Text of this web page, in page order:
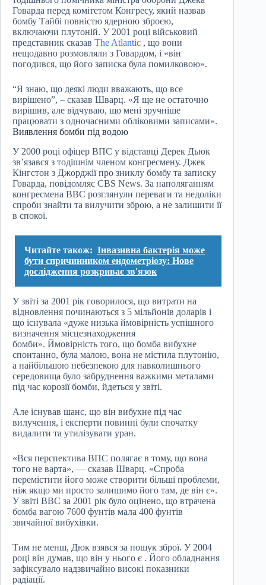
Говарда перед комітетом Конгресу, який назвав
бомбу Тайбі повністю ядерною зброєю,
включаючи плутоній. У 2001 році військовий
представник сказав The Atlantic , що вони
нещодавно розмовляли з Говардом, і «він
погодився, що його записка була помилковою».
“Я знаю, що деякі люди вважають, що все
вирішено”, – сказав Шварц. «Я ще не остаточно
вирішив, але відчуваю, що мені зручніше
працювати з одночасними обліковими записами».
Виявлення бомби під водою
У 2000 році офіцер ВПС у відставці Дерек Дьюк
зв’язався з тодішнім членом конгресмену. Джек
Кінгстон з Джорджії про зниклу бомбу та записку
Говарда, повідомляє CBS News. За наполяганням
конгресмена ВВС розглянули переваги та недоліки
спроби знайти та вилучити зброю, а не залишити її
в спокої.
Читайте також: Інвазивна бактерія може
бути спричинником ендометріозу: Нове
дослідження розкриває зв'язок
У звіті за 2001 рік говорилося, що витрати на
відновлення починаються з 5 мільйонів доларів і
що існувала «дуже низька ймовірність успішного
визначення місцезнаходження
бомби». Ймовірність того, що бомба вибухне
спонтанно, була малою, вона не містила плутонію,
а найбільшою небезпекою для навколишнього
середовища було забруднення важкими металами
під час корозії бомби, йдеться у звіті.
Але існував шанс, що він вибухне під час
вилучення, і експерти повинні були спочатку
видалити та утилізувати уран.
«Вся перспектива ВПС полягає в тому, що вона
того не варта», — сказав Шварц. «Спроба
перемістити його може створити більші проблеми,
ніж якщо ми просто залишимо його там, де він є».
У звіті ВВС за 2001 рік було оцінено, що втрачена
бомба вагою 7600 фунтів мала 400 фунтів
звичайної вибухівки.
Тим не менш, Дюк взявся за пошук зброї. У 2004
році він думав, що він у нього є . Його обладнання
зафіксувало надзвичайно високі показники
радіації.